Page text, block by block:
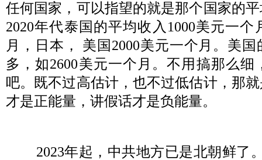
任何国家，可以指望的就是那个国家的
2020年代泰国的平均收入 1000美元一个
月，日本，
美国 2000美元一个月。美国
多，如2600美元一个月。不用搞那么细
吧。既不过高估计，也不过低估计，那
才是正能量，讲假话才是负能量。
2023年起，中共地方已是北朝鲜了